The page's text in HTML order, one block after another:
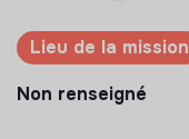
Lieu de la mission
Non renseigné